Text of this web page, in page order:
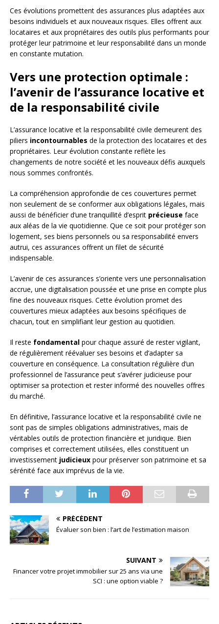
Ces évolutions promettent des assurances plus adaptées aux
besoins individuels et aux nouveaux risques. Elles offrent aux
locataires et aux propriétaires des outils plus performants pour
protéger leur patrimoine et leur responsabilité dans un monde
en constante mutation.
Vers une protection optimale :
l’avenir de l’assurance locative et
de la responsabilité civile
L’assurance locative et la responsabilité civile demeurent des
piliers incontournables de la protection des locataires et des
propriétaires. Leur évolution constante reflète les
changements de notre société et les nouveaux défis auxquels
nous sommes confrontés.
La compréhension approfondie de ces couvertures permet
non seulement de se conformer aux obligations légales, mais
aussi de bénéficier d’une tranquillité d’esprit précieuse face
aux aléas de la vie quotidienne. Que ce soit pour protéger son
logement, ses biens personnels ou sa responsabilité envers
autrui, ces assurances offrent un filet de sécurité
indispensable.
L’avenir de ces assurances s’oriente vers une personnalisation
accrue, une digitalisation poussée et une prise en compte plus
fine des nouveaux risques. Cette évolution promet des
couvertures mieux adaptées aux besoins spécifiques de
chacun, tout en simplifiant leur gestion au quotidien.
Il reste fondamental pour chaque assuré de rester vigilant,
de régulièrement réévaluer ses besoins et d’adapter sa
couverture en conséquence. La consultation régulière d’un
professionnel de l’assurance peut s’avérer judicieuse pour
optimiser sa protection et rester informé des nouvelles offres
du marché.
En définitive, l’assurance locative et la responsabilité civile ne
sont pas de simples obligations administratives, mais de
véritables outils de protection financière et juridique. Bien
comprises et correctement utilisées, elles constituent un
investissement judicieux pour préserver son patrimoine et sa
sérénité face aux imprévus de la vie.
PRÉCÉDENT
Évaluer son bien : l’art de l’estimation maison
SUIVANT
Financer votre projet immobilier sur 25 ans via une
SCI : une option viable ?